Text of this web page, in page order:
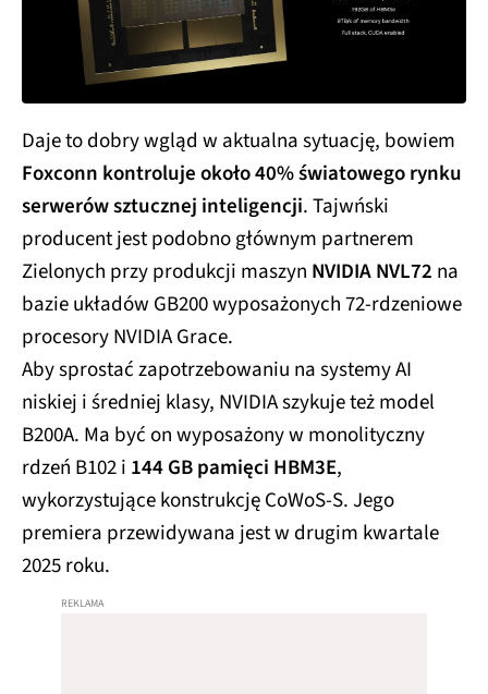
Daje to dobry wgląd w aktualna sytuację, bowiem
Foxconn kontroluje około 40% światowego rynku
serwerów sztucznej inteligencji. Tajwński
producent jest podobno głównym partnerem
Zielonych przy produkcji maszyn NVIDIA NVL72 na
bazie układów GB200 wyposażonych 72-rdzeniowe
procesory NVIDIA Grace.
Aby sprostać zapotrzebowaniu na systemy AI
niskiej i średniej klasy, NVIDIA szykuje też model
B200A. Ma być on wyposażony w monolityczny
rdzeń B102 i 144 GB pamięci HBM3E,
wykorzystujące konstrukcję CoWoS-S. Jego
premiera przewidywana jest w drugim kwartale
2025 roku.